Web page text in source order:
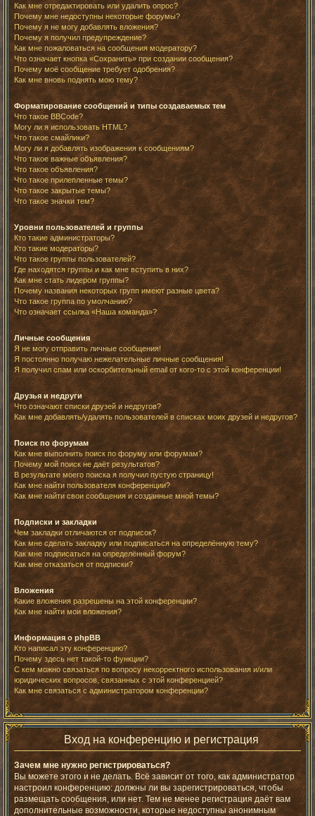
Как мне отредактировать или удалить опрос?
Почему мне недоступны некоторые форумы?
Почему я не могу добавлять вложения?
Почему я получил предупреждение?
Как мне пожаловаться на сообщения модератору?
Что означает кнопка «Сохранить» при создании сообщения?
Почему моё сообщение требует одобрения?
Как мне вновь поднять мою тему?
Форматирование сообщений и типы создаваемых тем
Что такое BBCode?
Могу ли я использовать HTML?
Что такое смайлики?
Могу ли я добавлять изображения к сообщениям?
Что такое важные объявления?
Что такое объявления?
Что такое прилепленные темы?
Что такое закрытые темы?
Что такое значки тем?
Уровни пользователей и группы
Кто такие администраторы?
Кто такие модераторы?
Что такое группы пользователей?
Где находятся группы и как мне вступить в них?
Как мне стать лидером группы?
Почему названия некоторых групп имеют разные цвета?
Что такое группа по умолчанию?
Что означает ссылка «Наша команда»?
Личные сообщения
Я не могу отправить личные сообщения!
Я постоянно получаю нежелательные личные сообщения!
Я получил спам или оскорбительный email от кого-то с этой конференции!
Друзья и недруги
Что означают списки друзей и недругов?
Как мне добавлять/удалять пользователей в списках моих друзей и недругов?
Поиск по форумам
Как мне выполнить поиск по форуму или форумам?
Почему мой поиск не даёт результатов?
В результате моего поиска я получил пустую страницу!
Как мне найти пользователя конференции?
Как мне найти свои сообщения и созданные мной темы?
Подписки и закладки
Чем закладки отличаются от подписок?
Как мне сделать закладку или подписаться на определённую тему?
Как мне подписаться на определённый форум?
Как мне отказаться от подписки?
Вложения
Какие вложения разрешены на этой конференции?
Как мне найти мои вложения?
Информация о phpBB
Кто написал эту конференцию?
Почему здесь нет такой-то функции?
С кем можно связаться по вопросу некорректного использования и/или
юридических вопросов, связанных с этой конференцией?
Как мне связаться с администратором конференции?
Вход на конференцию и регистрация
Зачем мне нужно регистрироваться?
Вы можете этого и не делать. Всё зависит от того, как администратор
настроил конференцию: должны ли вы зарегистрироваться, чтобы
размещать сообщения, или нет. Тем не менее регистрация даёт вам
дополнительные возможности, которые недоступны анонимным